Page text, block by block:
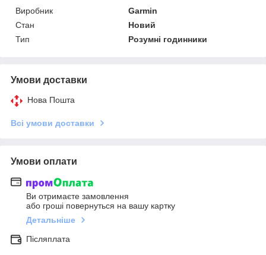
Виробник
Garmin
Стан
Новий
Тип
Розумні годинники
Умови доставки
Нова Пошта
Всі умови доставки
Умови оплати
Ви отримаєте замовлення
або гроші повернуться на вашу картку
Детальніше
Післяплата